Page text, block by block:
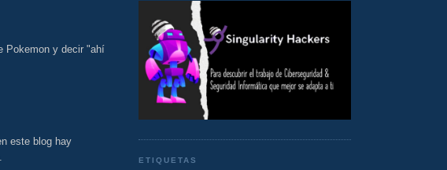
Pokemon y decir "ahí
este blog hay
ETIQUETAS